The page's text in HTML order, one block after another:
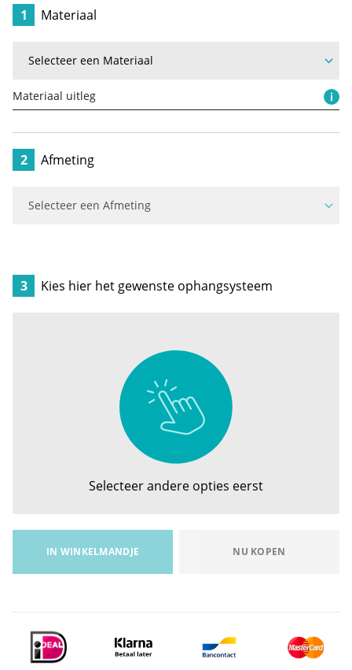
1 Materiaal
Materiaal uitleg
2 Afmeting
3 Kies hier het gewenste ophangsysteem
Selecteer andere opties eerst
IN WINKELMANDJE NU KOPEN